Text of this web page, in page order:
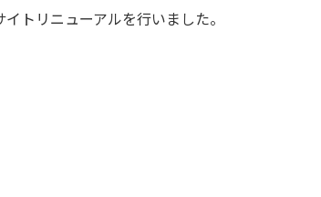
イトリニューアルを行いました。